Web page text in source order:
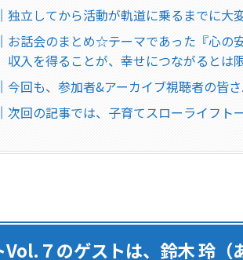
独立してから活動が軌道に乗るまでに大
お話会のまとめ☆テーマであった『心の
収入を得ることが、幸せにつながるとは
今回も、参加者&アーカイブ視聴者の皆
次回の記事では、子育てスローライフ
Vol.７のゲストは、鈴木 玲（